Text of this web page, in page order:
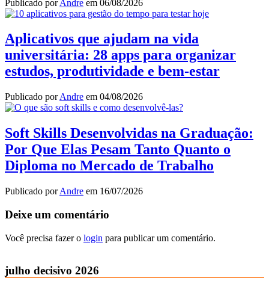
Publicado porAndre em 06/08/2026
Aplicativos que ajudam na vida
universitária: 28 apps para organizar
estudos, produtividade e bem-estar
Publicado porAndre em 04/08/2026
Soft Skills Desenvolvidas na Graduação:
Por Que Elas Pesam Tanto Quanto o
Diploma no Mercado de Trabalho
Publicado porAndre em 16/07/2026
Deixe um comentário
Você precisa fazer o login para publicar um comentário.
julho decisivo 2026